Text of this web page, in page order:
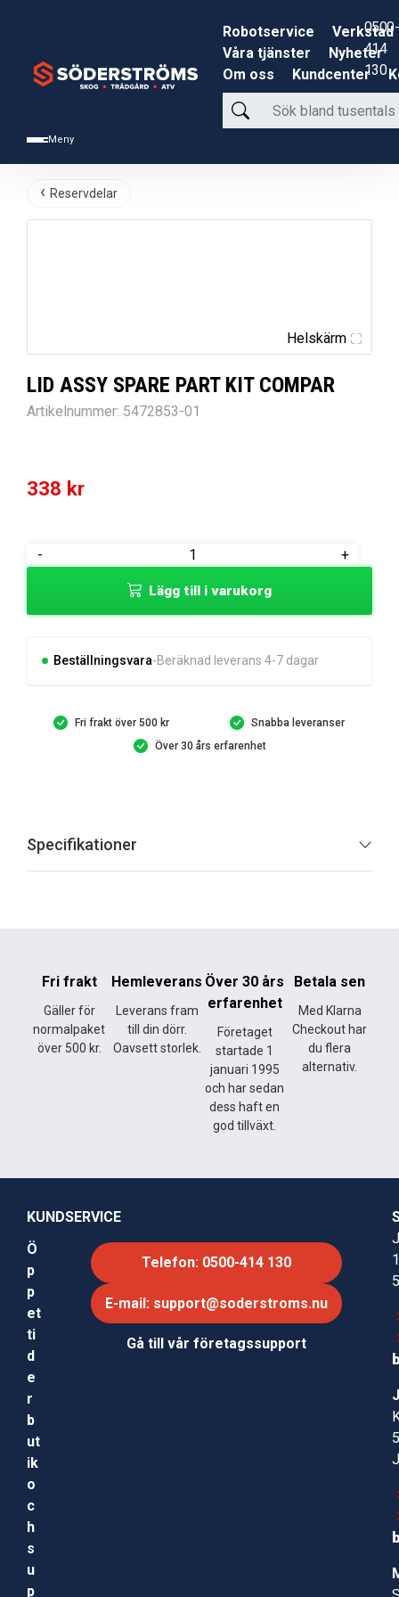
Meny
Robotservice
Verkstad
Våra tjänster
Nyheter
Om oss
Kundcenter
Sök
bland
produkter
0500-
414
130
Reservdelar
Helskärm
LID ASSY SPARE PART KIT COMPAR
Artikelnummer: 5472853-01
338 kr
-
LID
PART
COMPAR
+
Lägg till i varukorg
Beställningsvara Beräknad leverans 4-7 dagar
Fri frakt över 500 kr
Snabba leveranser
Över 30 års erfarenhet
Specifikationer
Fri frakt
Gäller för
normalpaket
över 500 kr.
Hemleverans
Leverans fram
till din dörr.
Oavsett storlek.
Över 30 års
erfarenhet
Företaget
startade 1
januari 1995
och har sedan
dess haft en
god tillväxt.
Betala sen
Med Klarna
Checkout har
du flera
alternativ.
KUNDSERVICE
Ö
p
p
et
ti
d
e
r
b
ut
ik
o
c
h
s
u
p
Telefon: 0500-414 130
E-mail: support@soderstroms.nu
Gå till vår företagssupport